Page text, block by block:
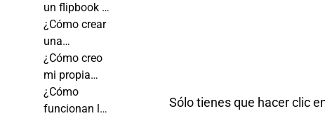
una página
de Shopify?
un flipbook a
una entrada
del blog de
Shopify?
¿Cómo crear
una
estantería
virtual?
¿Cómo creo
mi propia
aplicación
móvil
¿Cómo
funcionan las
Sólo tienes que hacer clic